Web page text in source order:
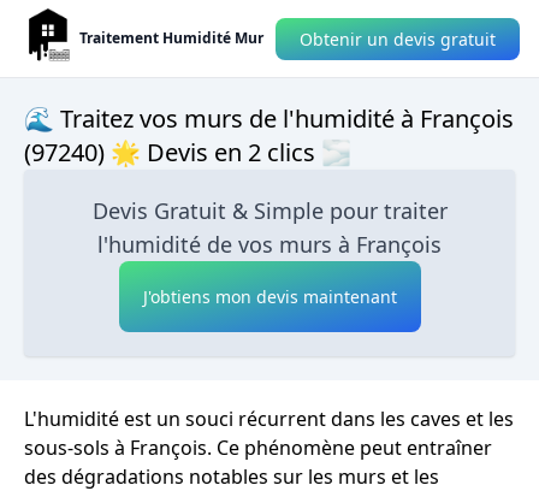
Traitement Humidité Mur Obtenir un devis gratuit
🌊 Traitez vos murs de l'humidité à François
(97240) 🌟 Devis en 2 clics 🌫
Devis Gratuit & Simple pour traiter
l'humidité de vos murs à François
J'obtiens mon devis maintenant
L'humidité est un souci récurrent dans les caves et les
sous-sols à François. Ce phénomène peut entraîner
des dégradations notables sur les murs et les